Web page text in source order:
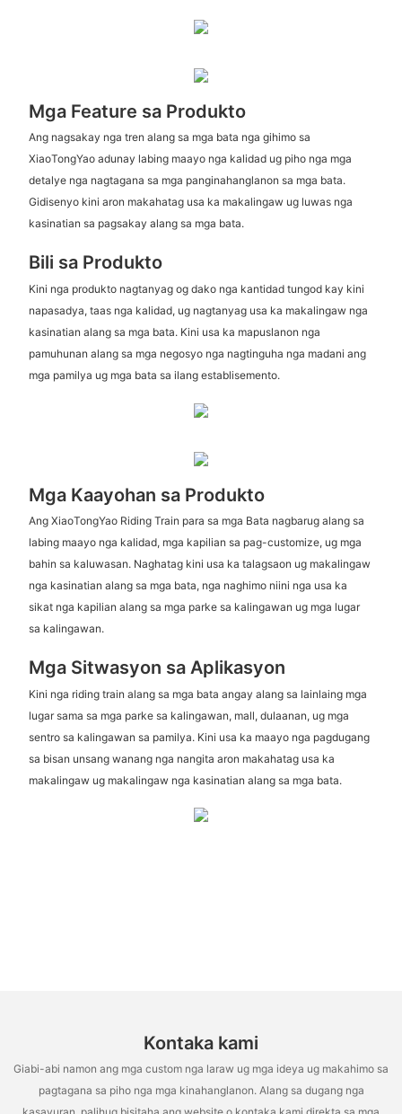
Mga Feature sa Produkto
Ang nagsakay nga tren alang sa mga bata nga gihimo sa
XiaoTongYao adunay labing maayo nga kalidad ug piho nga mga
detalye nga nagtagana sa mga panginahanglanon sa mga bata.
Gidisenyo kini aron makahatag usa ka makalingaw ug luwas nga
kasinatian sa pagsakay alang sa mga bata.
Bili sa Produkto
Kini nga produkto nagtanyag og dako nga kantidad tungod kay kini
napasadya, taas nga kalidad, ug nagtanyag usa ka makalingaw nga
kasinatian alang sa mga bata. Kini usa ka mapuslanon nga
pamuhunan alang sa mga negosyo nga nagtinguha nga madani ang
mga pamilya ug mga bata sa ilang establisemento.
Mga Kaayohan sa Produkto
Ang XiaoTongYao Riding Train para sa mga Bata nagbarug alang sa
labing maayo nga kalidad, mga kapilian sa pag-customize, ug mga
bahin sa kaluwasan. Naghatag kini usa ka talagsaon ug makalingaw
nga kasinatian alang sa mga bata, nga naghimo niini nga usa ka
sikat nga kapilian alang sa mga parke sa kalingawan ug mga lugar
sa kalingawan.
Mga Sitwasyon sa Aplikasyon
Kini nga riding train alang sa mga bata angay alang sa lainlaing mga
lugar sama sa mga parke sa kalingawan, mall, dulaanan, ug mga
sentro sa kalingawan sa pamilya. Kini usa ka maayo nga pagdugang
sa bisan unsang wanang nga nangita aron makahatag usa ka
makalingaw ug makalingaw nga kasinatian alang sa mga bata.
Kontaka kami
Giabi-abi namon ang mga custom nga laraw ug mga ideya ug makahimo sa
pagtagana sa piho nga mga kinahanglanon. Alang sa dugang nga